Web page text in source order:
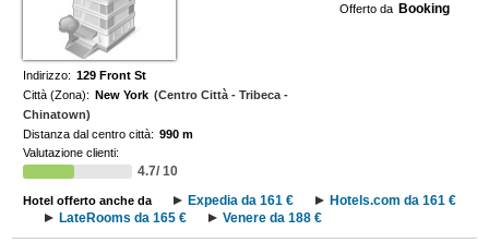
Offerto da Booking
Indirizzo: 129 Front St
Città (Zona): New York (Centro Città - Tribeca -
Chinatown)
Distanza dal centro città: 990 m
Valutazione clienti:
4.7/ 10
Hotel offerto anche da Expedia da 161 €
Hotels.com da 161 €
LateRooms da 165 €
Venere da 188 €